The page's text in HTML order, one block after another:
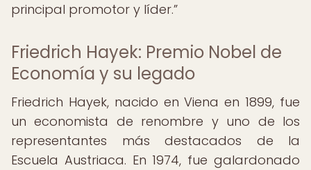
principal promotor y líder.
Friedrich Hayek: Premio Nobel de
Economía y su legado
Friedrich Hayek, nacido en Viena en 1899, fue
un economista de renombre y uno de los
representantes más destacados de la
Escuela Austriaca. En 1974, fue galardonado